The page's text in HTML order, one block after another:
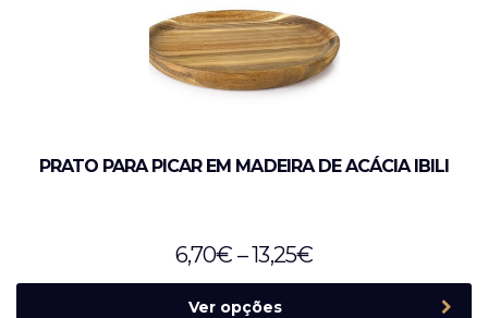
PRATO PARA PICAR EM MADEIRA DE ACÁCIA IBILI
6,70€ –13,25€
Ver opções